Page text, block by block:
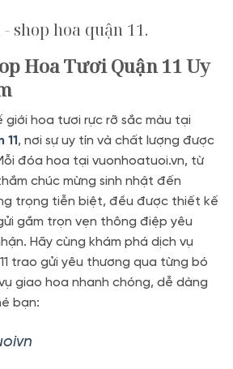
shop hoa quận 11.
Hoa Tươi Quận 11 Uy
hoa tươi rực rỡ sắc màu tại
, nơi sự uy tín và chất lượng được
đóa hoa tại vuonhoatuoi.vn, từ
chúc mừng sinh nhật đến
trọng tiễn biệt, đều được thiết kế
gắm trọn vẹn thông điệp yêu
Hãy cùng khám phá dịch vụ
trao gửi yêu thương qua từng bó
giao hoa nhanh chóng, dễ dàng
bạn: